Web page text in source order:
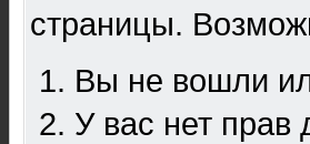
страницы.
Вы не вошли
У вас нет прав